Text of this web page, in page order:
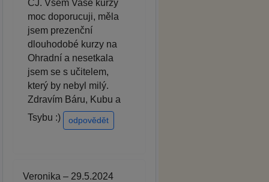
CJ. Všem Vaše kurzy
moc doporucuji, měla
jsem prezenční
dlouhodobé kurzy na
Ohradní a nesetkala
jsem se s učitelem,
který by nebyl milý.
Zdravím Báru, Kubu a
Tsybu :)
odpovědět
Veronika – 29.5.2024